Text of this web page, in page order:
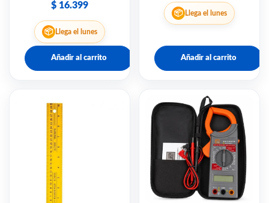
$ 16.399
📦 Llega el lunes
Añadir al carrito
📦 Llega el lunes
Añadir al carrito